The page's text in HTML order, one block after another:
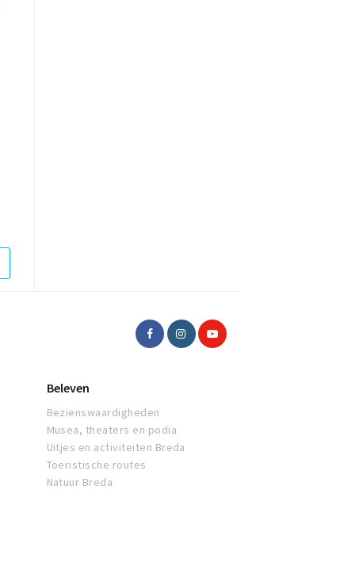
Beleven
Bezienswaardigheden
Musea, theaters en podia
Uitjes en activiteiten Breda
Toeristische routes
Natuur Breda